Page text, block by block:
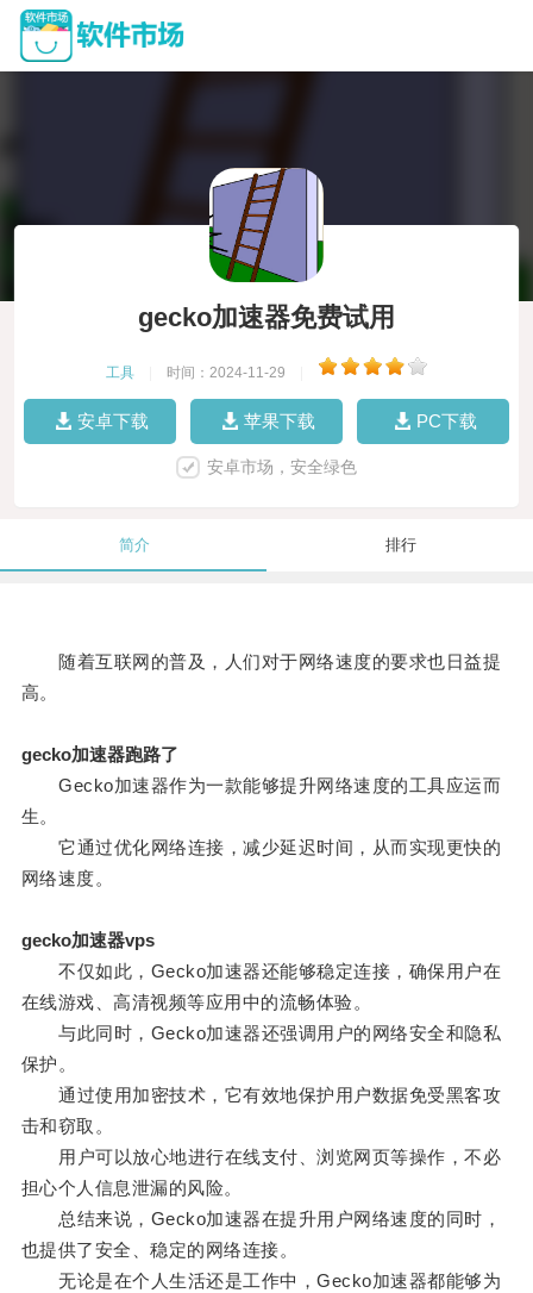
gecko加速器免费试用
工具 时间：2024-11-29
安卓下载 苹果下载 PC下载
安卓市场，安全绿色
简介 排行
随着互联网的普及，人们对于网络速度的要求也日益提
高。
gecko加速器跑路了
Gecko加速器作为一款能够提升网络速度的工具应运而
生。
它通过优化网络连接，减少延迟时间，从而实现更快的
网络速度。
gecko加速器vps
不仅如此，Gecko加速器还能够稳定连接，确保用户在
在线游戏、高清视频等应用中的流畅体验。
与此同时，Gecko加速器还强调用户的网络安全和隐私
保护。
通过使用加密技术，它有效地保护用户数据免受黑客攻
击和窃取。
用户可以放心地进行在线支付、浏览网页等操作，不必
担心个人信息泄漏的风险。
总结来说，Gecko加速器在提升用户网络速度的同时，
也提供了安全、稳定的网络连接。
无论是在个人生活还是工作中，Gecko加速器都能够为